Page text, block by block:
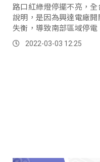
路口紅綠燈停擺不亮，
說明，是因為興達電廠
失衡，導致南部區域停電
響，引發中北部地區低頻
2022-03-03 12:25